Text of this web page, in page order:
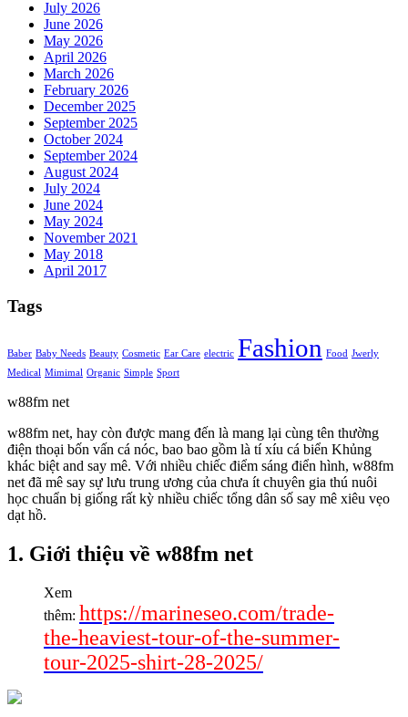
July 2026
June 2026
May 2026
April 2026
March 2026
February 2026
December 2025
September 2025
October 2024
September 2024
August 2024
July 2024
June 2024
May 2024
November 2021
May 2018
April 2017
Tags
Baber Baby Needs Beauty Cosmetic Ear Care electric Fashion Food Jwerly
Medical Mimimal Organic Simple Sport
w88fm net
w88fm net, hay còn được mang đến là mang lại cùng tên thường
điện thoại bốn vấn cá nóc, bao bao gồm là tí xíu cá biển Khủng
khác biệt and say mê. Với nhiều chiếc điểm sáng điển hình, w88fm
net đã mê say sự lưu trung ương của chưa ít chuyên gia thú nuôi
học chuẩn bị giống rất kỳ nhiều chiếc tổng dân số say mê xiêu vẹo
dạt hồ.
1. Giới thiệu về w88fm net
Xem
thêm: https://marineseo.com/trade-
the-heaviest-tour-of-the-summer-
tour-2025-shirt-28-2025/